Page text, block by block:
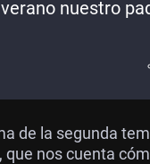
nuestro
de la segunda
que nos cuenta